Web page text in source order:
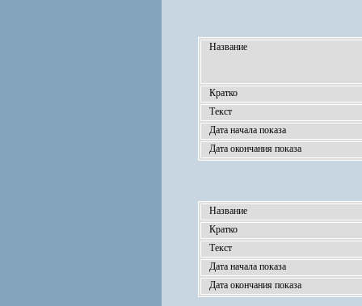
Название
Кратко
Текст
Дата начала показа
Дата окончания показа
Название
Кратко
Текст
Дата начала показа
Дата окончания показа